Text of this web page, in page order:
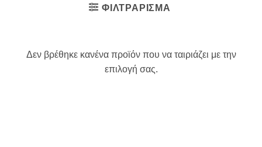
ΦΙΛΤΡΆΡΙΣΜΑ
Δεν βρέθηκε κανένα προϊόν που να ταιριάζει με την
επιλογή σας.